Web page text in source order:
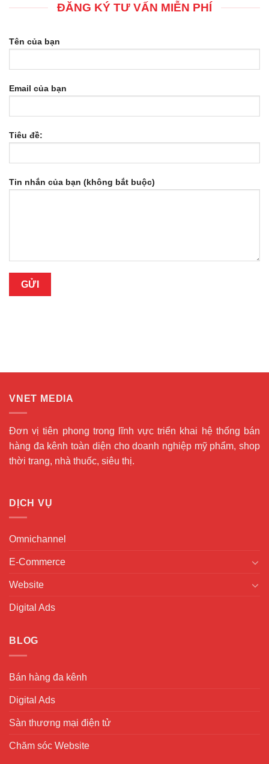
ĐĂNG KÝ TƯ VẤN MIỄN PHÍ
Tên của bạn
Email của bạn
Tiêu đề:
Tin nhắn của bạn (không bắt buộc)
VNET MEDIA
Đơn vị tiên phong trong lĩnh vực triển khai hệ thống bán
hàng đa kênh toàn diện cho doanh nghiệp mỹ phẩm, shop
thời trang, nhà thuốc, siêu thị.
DỊCH VỤ
Omnichannel
E-Commerce
Website
Digital Ads
BLOG
Bán hàng đa kênh
Digital Ads
Sàn thương mại điện tử
Chăm sóc Website